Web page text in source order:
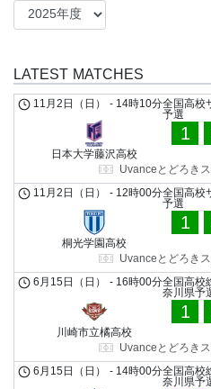
LATEST MATCHES
全国高校
予選
11月2日（日） - 14時10分
日本大学藤沢高校
1
Uvanceとどろき
全国高校
予選
11月2日（日） - 12時00分
桐光学園高校
1
Uvanceとどろき
全国高校
奈川県予
6月15日（日） - 16時00分
川崎市立橘高校
1
Uvanceとどろき
全国高校
奈川県予
6月15日（日） - 14時00分